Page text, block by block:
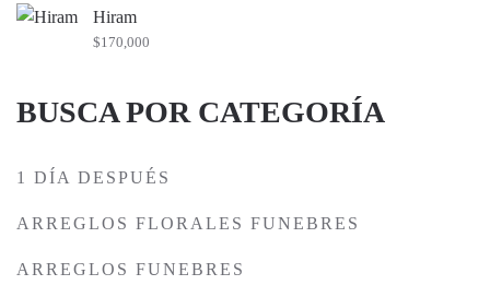
Hiram
$170,000
BUSCA POR CATEGORÍA
1 DÍA DESPUÉS
ARREGLOS FLORALES FUNEBRES
ARREGLOS FUNEBRES